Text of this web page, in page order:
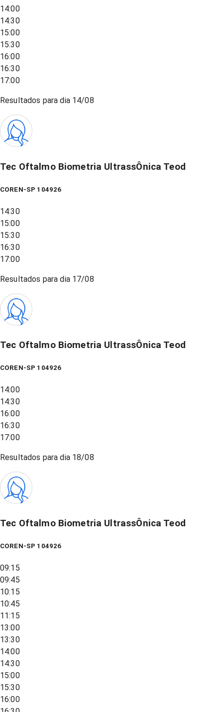
14:00
14:30
15:00
15:30
16:00
16:30
17:00
Resultados para dia 14/08
Tec Oftalmo Biometria UltrassÔnica Teod
COREN-SP 104926
14:30
15:00
15:30
16:30
17:00
Resultados para dia 17/08
Tec Oftalmo Biometria UltrassÔnica Teod
COREN-SP 104926
14:00
14:30
16:00
16:30
17:00
Resultados para dia 18/08
Tec Oftalmo Biometria UltrassÔnica Teod
COREN-SP 104926
09:15
09:45
10:15
10:45
11:15
13:00
13:30
14:00
14:30
15:00
15:30
16:00